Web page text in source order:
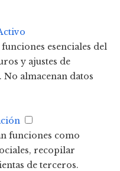
esenciales del
y ajustes de
almacenan datos
funciones como
recopilar
de terceros.